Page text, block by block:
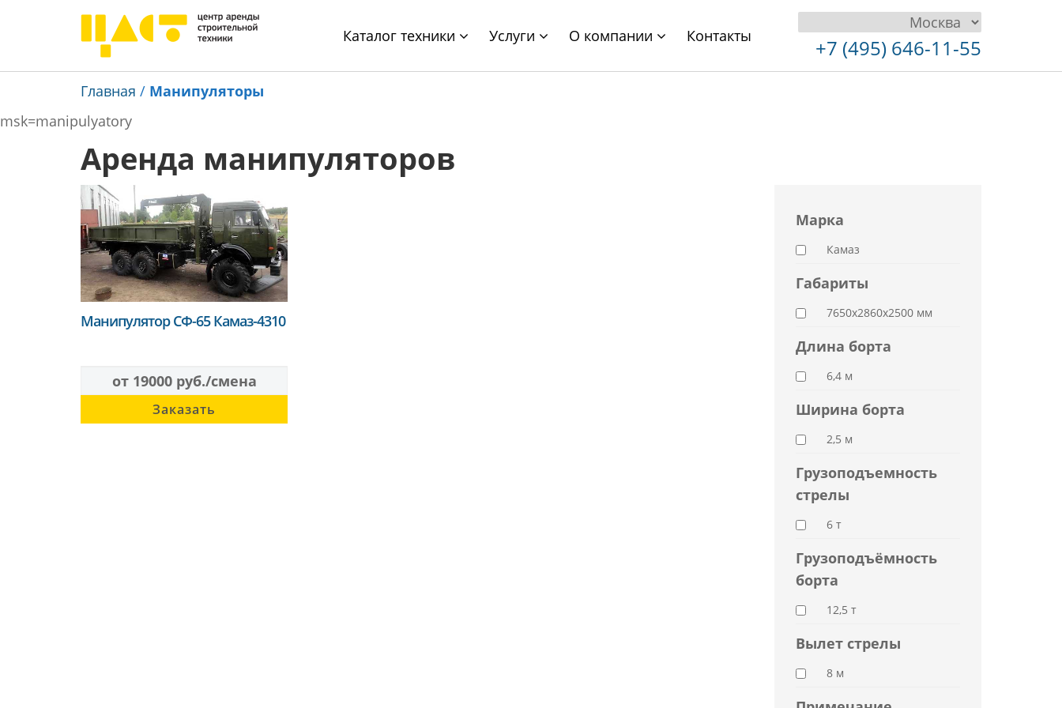
Каталог техники Услуги О компании Контакты +7 (495) 646-11-55
Главная / Манипуляторы
msk=manipulyatory
Аренда манипуляторов
Манипулятор СФ-65 Камаз-4310
от 19000 руб./смена
Заказать
Марка
Камаз
Габариты
7650x2860x2500 мм
Длина борта
6,4 м
Ширина борта
2,5 м
Грузоподъемность
стрелы
6 т
Грузоподъёмность
борта
12,5 т
Вылет стрелы
8 м